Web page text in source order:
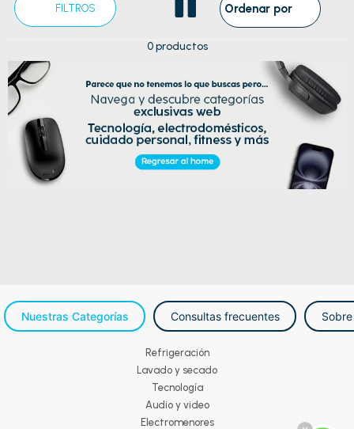
FILTROS Ordenar por
0productos
Nuestras Categorías Consultas frecuentes
Refrigeración
Lavado y secado
Tecnología
Audio y video
Electromenores